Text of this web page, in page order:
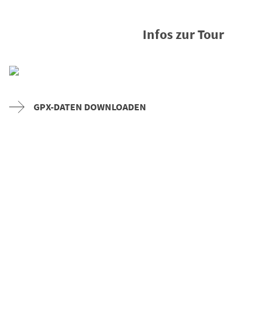
Infos zur Tour
GPX-DATEN DOWNLOADEN